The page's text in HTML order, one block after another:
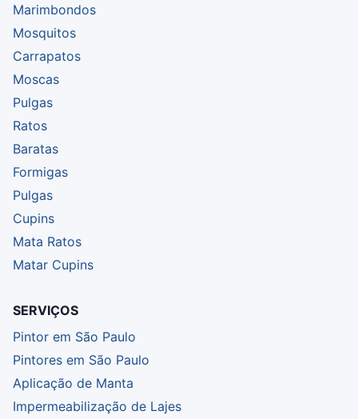
Marimbondos
Mosquitos
Carrapatos
Moscas
Pulgas
Ratos
Baratas
Formigas
Pulgas
Cupins
Mata Ratos
Matar Cupins
SERVIÇOS
Pintor em São Paulo
Pintores em São Paulo
Aplicação de Manta
Impermeabilização de Lajes